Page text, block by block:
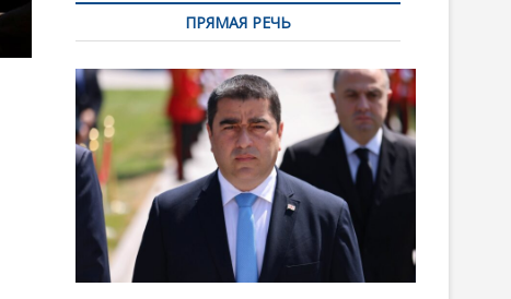
ПРЯМАЯ РЕЧЬ